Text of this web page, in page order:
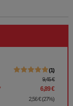
1
9,45 €
6,89 €
2,56 €(27%)